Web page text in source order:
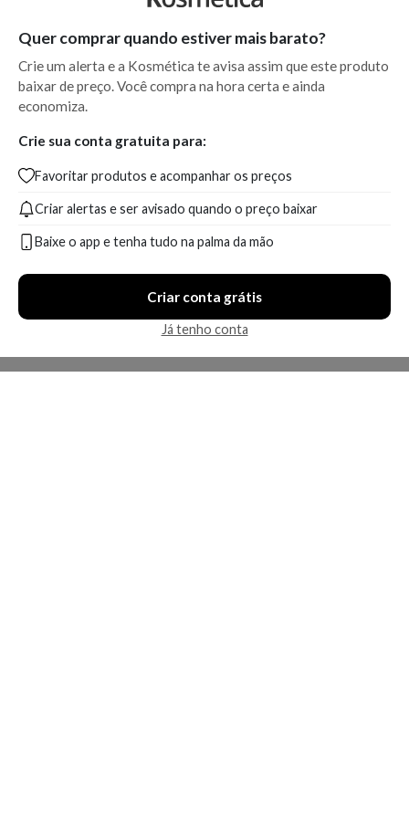
Quer comprar quando estiver mais barato?
Crie um alerta e a Kosmética te avisa assim que este produto
baixar de preço. Você compra na hora certa e ainda
economiza.
Crie sua conta gratuita para:
Favoritar produtos e acompanhar os preços
Criar alertas e ser avisado quando o preço baixar
Baixe o app e tenha tudo na palma da mão
Criar conta grátis
Já tenho conta